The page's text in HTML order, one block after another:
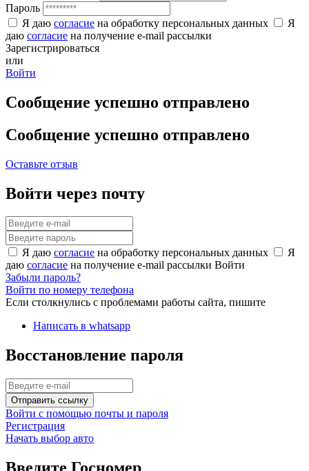
Пароль
Я даю согласие на обработку персональных данных
Я
даю согласие на получение e-mail рассылки
Зарегистрироваться
или
Войти
Сообщение успешно отправлено
Сообщение успешно отправлено
Оставьте отзыв
Войти через почту
Я даю согласие на обработку персональных данных
Я
даю согласие на получение e-mail рассылки Войти
Забыли пароль?
Войти по номеру телефона
Если столкнулись с проблемами работы сайта, пишите
Написать в whatsapp
Восстановление пароля
Отправить ссылку
Войти с помощью почты и пароля
Регистрация
Начать выбор авто